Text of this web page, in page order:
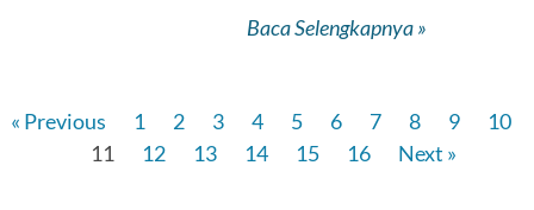
Baca Selengkapnya »
« Previous 1 2 3 4 5 6 7 8 9
10
11
12 13 14 15 16 Next »